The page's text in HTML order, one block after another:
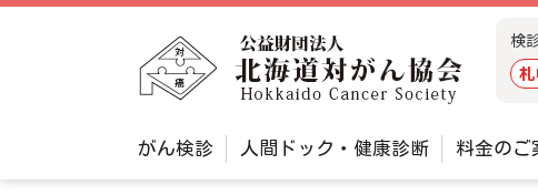
本
団
法
検
がん検診 人間ドック・健康診断 料金のご